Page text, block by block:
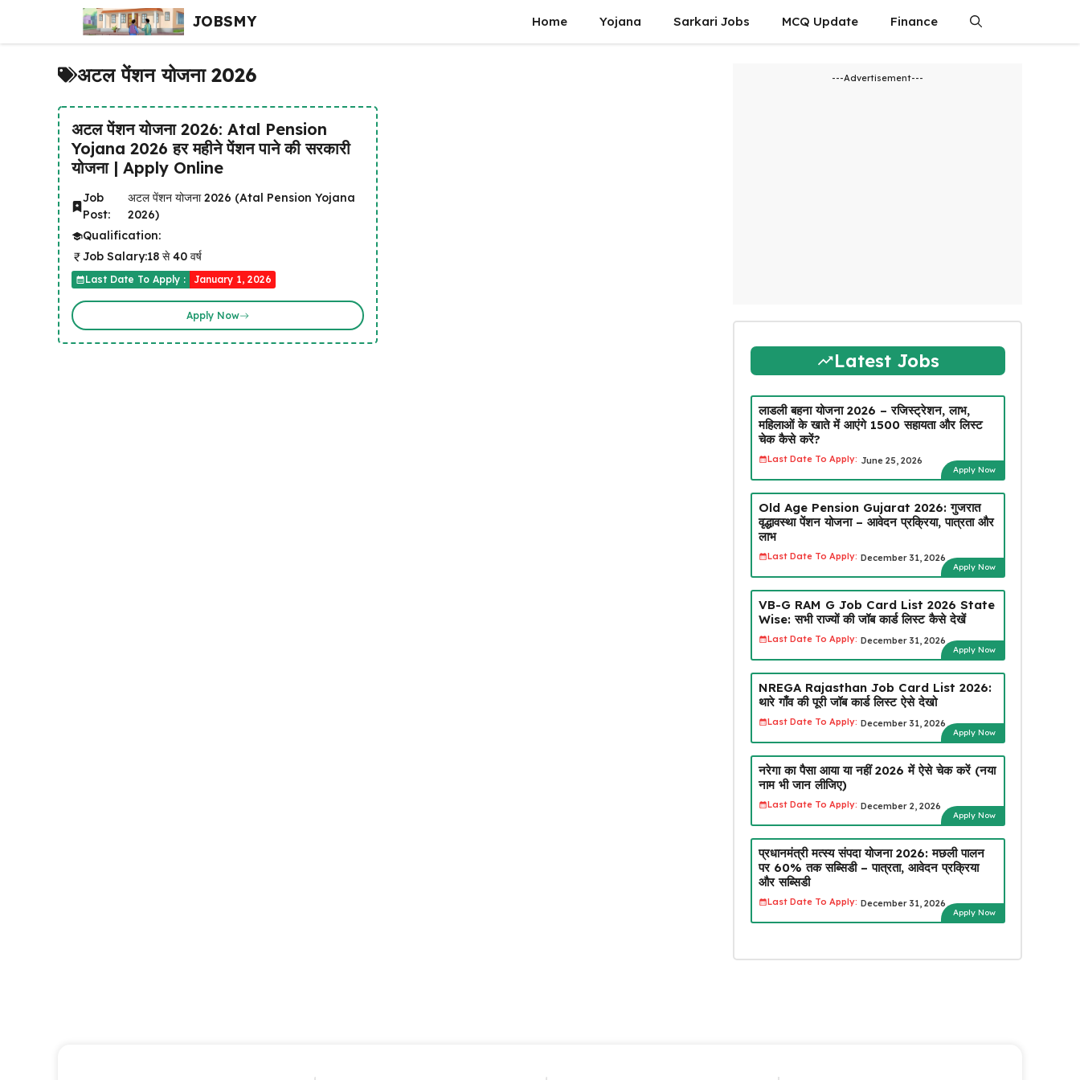
content
JOBSMY Home Yojana Sarkari Jobs MCQ Update Finance
अटल पेंशन योजना 2026
अटल पेंशन योजना 2026: Atal Pension
Yojana 2026 हर महीने पेंशन पाने की सरकारी
योजना | Apply Online
Job
Post:
अटल पेंशन योजना 2026 (Atal Pension Yojana
2026)
Qualification:
Job Salary:18 से 40 वर्ष
Last Date To Apply : January 1, 2026
Apply Now
---Advertisement---
Latest Jobs
लाडली बहना योजना 2026 – रजिस्ट्रेशन, लाभ,
महिलाओं के खाते में आएंगे ₹1500 सहायता और लिस्ट
चेक कैसे करें?
Last Date To Apply: June 25, 2026
Apply Now
Old Age Pension Gujarat 2026: गुजरात
वृद्धावस्था पेंशन योजना – आवेदन प्रक्रिया, पात्रता और
लाभ
Last Date To Apply: December 31, 2026
Apply Now
VB-G RAM G Job Card List 2026 State
Wise: सभी राज्यों की जॉब कार्ड लिस्ट कैसे देखें
Last Date To Apply: December 31, 2026
Apply Now
NREGA Rajasthan Job Card List 2026:
थारे गाँव की पूरी जॉब कार्ड लिस्ट ऐसे देखो
Last Date To Apply: December 31, 2026
Apply Now
नरेगा का पैसा आया या नहीं 2026 में ऐसे चेक करें (नया
नाम भी जान लीजिए)
Last Date To Apply: December 2, 2026
Apply Now
प्रधानमंत्री मत्स्य संपदा योजना 2026: मछली पालन
पर 60% तक सब्सिडी – पात्रता, आवेदन प्रक्रिया
और सब्सिडी
Last Date To Apply: December 31, 2026
Apply Now